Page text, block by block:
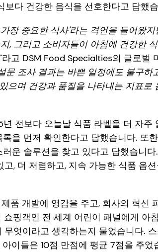
보다 건강한 음식을 선호한다고 답했
장 중요한 식사'라는 격언을 들어왔
, 그리고 소비자들이 아침에 건강한
라고 DSM Food Specialties의 글로벌
문 조사 결과는 바쁜 일정에도 불구하
으며 건강과 품질을 나타내는 지표로
전보다 오늘날 식품 라벨을 더 자주
을 먼저 확인한다고 답했습니다. 또
운 솔루션을 찾고 있다고 답했습니
, 더 저렴하고, 지속 가능한 식품 옵
품 개발에 영감을 주고, 회사의 혁신
핑객인 전 세계 어린이 패널에게 아
엇이라고 생각하는지 물었습니다.
이들은 10점 만점에 평균 7점을 주었